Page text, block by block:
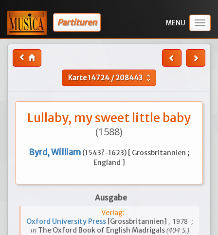
Partituren
Karte14724/208443 unfold_more
Lullaby, my sweet little baby
(1588)
Byrd, William (1543?-1623) [ Grossbritannien ;
England ]
Ausgabe
Verlag:
Oxford University Press [Grossbritannien] , 1978 ;
inThe Oxford Book of English Madrigals(404 S.)